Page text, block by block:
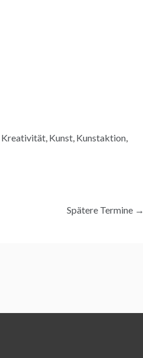
Kreativität, Kunst, Kunstaktion,
Spätere Termine →